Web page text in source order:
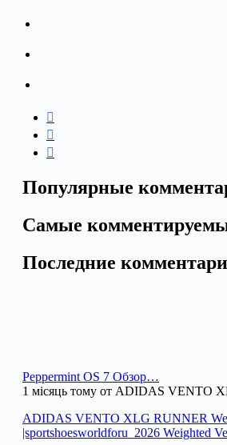
Популярные
Самые
Последние
Peppermint OS 7 Обзор…
1 місяць тому от ADIDAS VENTO
ADIDAS VENTO XLG RUNNER
|sportshoesworldforu_2026 Weighted